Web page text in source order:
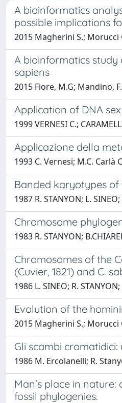
A bioinformatics
possible implications
2015 Magherini S.; Morucci
A bioinformatics study
sapiens
2015 Fiore, M.G; Mandino,
Application of DNA
1999 VERNESI C.;
Applicazione della
1993 C. Vernesi; M.C. Carlà
Banded karyotypes of
1987 R. STANYON; L.
Chromosome
1983 R. STANYON;
Chromosomes of the
(Cuvier, 1821) and C.
1986 L. SINEO; R.
Evolution of the
2015 Magherini S.; Morucci
Gli scambi
1986 M. Ercolanelli; R.
Man's place in
fossil phylogenies.